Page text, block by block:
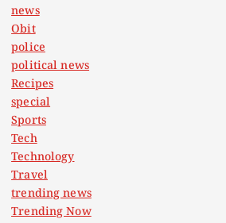
news
Obit
police
political news
Recipes
special
Sports
Tech
Technology
Travel
trending news
Trending Now